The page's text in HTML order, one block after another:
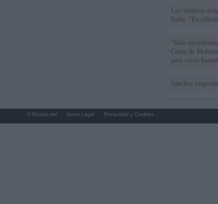
Los viajeros
Italia: “Es
"Solo
Ceuta de
peor crisis
Sánchez
© Kiosko.net Aviso Legal Privacidad y Cookies